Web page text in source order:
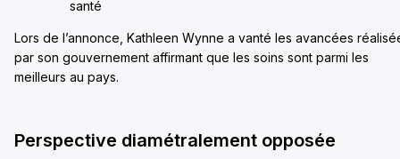
santé
Lors de l’annonce, Kathleen Wynne a vanté les avancées
par son gouvernement affirmant que les soins sont parmi les
meilleurs au pays.
Perspective diamétralement opposée